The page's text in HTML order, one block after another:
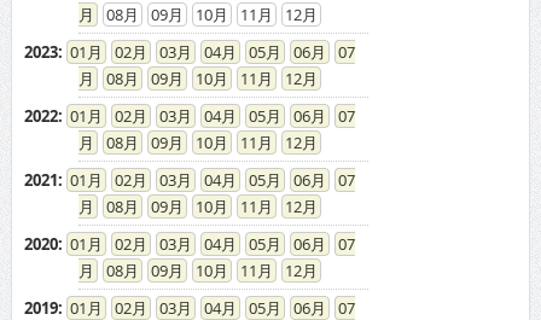
08
09 10 11
12
2023: 01 02 03 04 05 06
07
08
09 10 11
12
2022: 01 02 03 04 05 06
07
08
09 10 11
12
2021: 01 02 03 04 05 06
07
08
09 10 11
12
2020: 01 02 03 04 05 06
07
08
09 10 11
12
2019: 01 02 03 04 05 06
07